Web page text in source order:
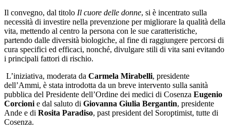
Il convegno, dal titolo Il cuore delle donne, si è incentrato sulla
necessità di investire nella prevenzione per migliorare la qualità della
vita, mettendo al centro la persona con le sue caratteristiche,
partendo dalle diversità biologiche, al fine di raggiungere percorsi di
cura specifici ed efficaci, nonché, divulgare stili di vita sani evitando
i principali fattori di rischio.
L’iniziativa, moderata da Carmela Mirabelli, presidente
dell’Ammi, è stata introdotta da un breve intervento sulla sanità
pubblica del Presidente dell’Ordine dei medici di Cosenza Eugenio
Corcioni e dal saluto di Giovanna Giulia Bergantin, presidente
Ande e di Rosita Paradiso, past president del Soroptimist, tutte di
Cosenza.